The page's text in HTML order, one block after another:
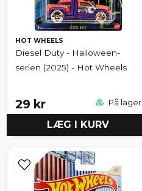
HOT WHEELS
Diesel Duty - Halloween-
serien (2025) - Hot Wheels
29 kr På lager
LÆG I KURV